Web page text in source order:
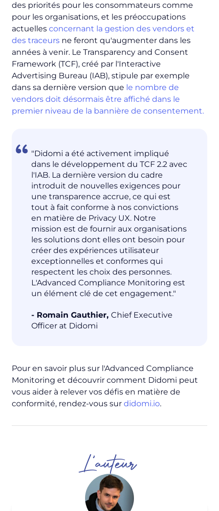
des priorités pour les consommateurs comme
pour les organisations, et les préoccupations
actuelles concernant la gestion des vendors et
des traceurs ne feront qu'augmenter dans les
années à venir. Le Transparency and Consent
Framework (TCF), créé par l'Interactive
Advertising Bureau (IAB), stipule par exemple
dans sa dernière version que le nombre de
vendors doit désormais être affiché dans le
premier niveau de la bannière de consentement.
"Didomi a été activement impliqué
dans le développement du TCF 2.2 avec
l'IAB. La dernière version du cadre
introduit de nouvelles exigences pour
une transparence accrue, ce qui est
tout à fait conforme à nos convictions
en matière de Privacy UX. Notre
mission est de fournir aux organisations
les solutions dont elles ont besoin pour
créer des expériences utilisateur
exceptionnelles et conformes qui
respectent les choix des personnes.
L'Advanced Compliance Monitoring est
un élément clé de cet engagement."
- Romain Gauthier, Chief Executive
Officer at Didomi
Pour en savoir plus sur l'Advanced Compliance
Monitoring et découvrir comment Didomi peut
vous aider à relever vos défis en matière de
conformité, rendez-vous sur didomi.io.
L'auteur